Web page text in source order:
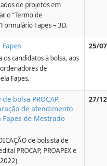
de projetos em
o “Termo de
Fapes – 3D.
candidatos à bolsa, aos
de
Fapes.
25/
bolsa PROCAP,
de atendimento
de Mestrado
de bolsista de
PROCAP, PROAPEX e
27/